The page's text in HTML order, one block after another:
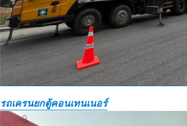
รถเครนยกตู้คอนเทนเนอร์